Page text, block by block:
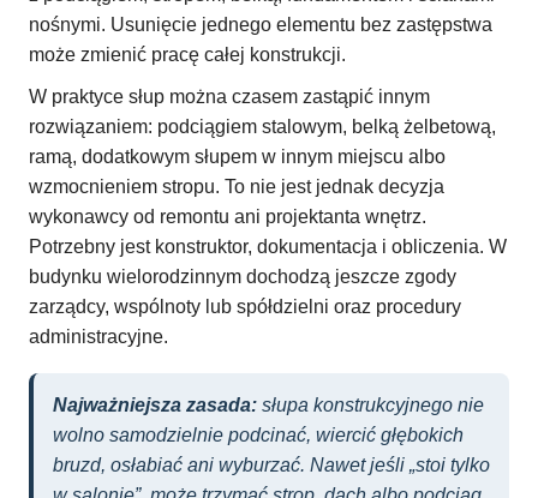
nośnymi. Usunięcie jednego elementu bez zastępstwa
może zmienić pracę całej konstrukcji.
W praktyce słup można czasem zastąpić innym
rozwiązaniem: podciągiem stalowym, belką żelbetową,
ramą, dodatkowym słupem w innym miejscu albo
wzmocnieniem stropu. To nie jest jednak decyzja
wykonawcy od remontu ani projektanta wnętrz.
Potrzebny jest konstruktor, dokumentacja i obliczenia. W
budynku wielorodzinnym dochodzą jeszcze zgody
zarządcy, wspólnoty lub spółdzielni oraz procedury
administracyjne.
Najważniejsza zasada: słupa konstrukcyjnego nie
wolno samodzielnie podcinać, wiercić głębokich
bruzd, osłabiać ani wyburzać. Nawet jeśli „stoi tylko